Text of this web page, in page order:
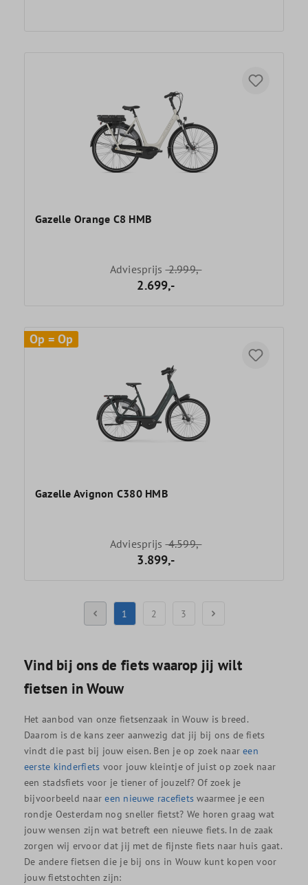
Gazelle Orange C8 HMB
Adviesprijs2.999,-
2.699,-
Op = Op
Gazelle Avignon C380 HMB
Adviesprijs4.599,-
3.899,-
1 2 3
Vind bij ons de fiets waarop jij wilt
fietsen in Wouw
Het aanbod van onze fietsenzaak in Wouw is breed.
Daarom is de kans zeer aanwezig dat jij bij ons de fiets
vindt die past bij jouw eisen. Ben je op zoek naareen
eerste kinderfiets voor jouw kleintje of juist op zoek naar
een stadsfiets voor je tiener of jouzelf? Of zoek je
bijvoorbeeld naareen nieuwe racefiets waarmee je een
rondje Oesterdam nog sneller fietst? We horen graag wat
jouw wensen zijn wat betreft een nieuwe fiets. In de zaak
zorgen wij ervoor dat jij met de fijnste fiets naar huis gaat.
De andere fietsen die je bij ons in Wouw kunt kopen voor
jouw fietstochten zijn: